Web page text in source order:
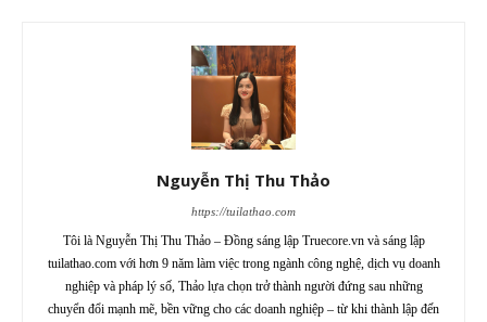
Nguyễn Thị Thu Thảo
https://tuilathao.com
Tôi là Nguyễn Thị Thu Thảo – Đồng sáng lập Truecore.vn và sáng lập
tuilathao.com với hơn 9 năm làm việc trong ngành công nghệ, dịch vụ doanh
nghiệp và pháp lý số, Thảo lựa chọn trở thành người đứng sau những
chuyển đổi mạnh mẽ, bền vững cho các doanh nghiệp – từ khi thành lập đến